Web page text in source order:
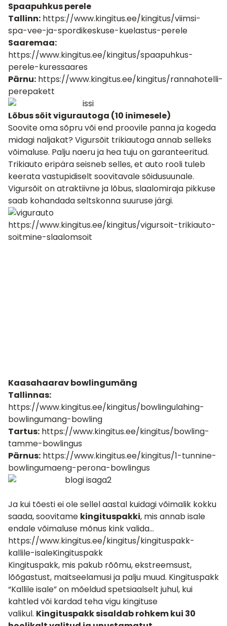
Spaapuhkus perele
Tallinn: https://www.kingitus.ee/kingitus/viimsi-
spa-vee-ja-spordikeskuse-kuelastus-perele
Saaremaa:
https://www.kingitus.ee/kingitus/spaapuhkus-
perele-kuressaares
Pärnu: https://www.kingitus.ee/kingitus/rannahotelli-
perepakett
Lõbus sõit vigurautoga (10 inimesele)
Soovite oma sõpru või end proovile panna ja kogeda
midagi naljakat? Vigursõit trikiautoga annab selleks
võimaluse. Palju naeru ja hea tuju on garanteeritud.
Trikiauto eripära seisneb selles, et auto rooli tuleb
keerata vastupidiselt soovitavale sõidusuunale.
Vigursõit on atraktiivne ja lõbus, slaalomiraja pikkuse
saab kohandada seltskonna suuruse järgi.
https://www.kingitus.ee/kingitus/vigursoit-trikiauto-
soitmine-slaalomsoit
Kaasahaarav bowlingumäng
Tallinnas:
https://www.kingitus.ee/kingitus/bowlingulahing-
bowlingumang-bowling
Tartus: https://www.kingitus.ee/kingitus/bowling-
tamme-bowlingus
Pärnus: https://www.kingitus.ee/kingitus/1-tunnine-
bowlingumaeng-perona-bowlingus
Ja kui tõesti ei ole sellel aastal kuidagi võimalik kokku
saada, soovitame kingituspakki, mis annab isale
endale võimaluse mõnus kink valida…
https://www.kingitus.ee/kingitus/kingituspakk-
kallile-isaleKingituspakk
Kingituspakk, mis pakub rõõmu, ekstreemsust,
lõõgastust, maitseelamusi ja palju muud. Kingituspakk
“Kallile isale” on mõeldud spetsiaalselt juhul, kui
kahtled või kardad teha vigu kingituse
valikul. Kingituspakk sisaldab rohkem kui 30